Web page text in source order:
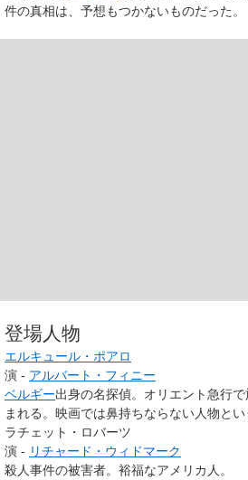
件の真相は、予想もつかないものだった。
登場人物
エルキュール・ポアロ
演 - アルバート・フィニー
ベルギー出身の名探偵。オリエント急行で
まれる。映画では鼻持ちならない人物とい
ラチェット・ロバーツ
演 - リチャード・ウィドマーク
殺人事件の被害者。裕福なアメリカ人。